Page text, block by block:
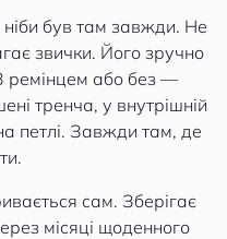
був там завжди. Не
звички. Його зручно
ремінцем або без —
тренча, у внутрішній
петлі. Завжди там, де
сам. Зберігає
місяці щоденного